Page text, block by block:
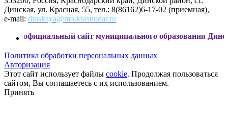
Динская, ул. Красная, 55, тел.: 8(86162)6-17-02 (приемная),
e-mail: dinskaya@mo.krasnodar.ru
сайт муниципального образования Динской район
Политика обработки персональных данных
Авторизация
Этот сайт использует файлы cookie. Продолжая пользоваться
сайтом, Вы соглашаетесь с их использованием.
Принять